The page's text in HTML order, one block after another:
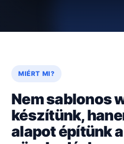
MIÉRT MI?
Nem sablonos
készítünk,
alapot építünk a